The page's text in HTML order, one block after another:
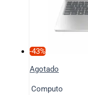
-43%
Agotado
Computo